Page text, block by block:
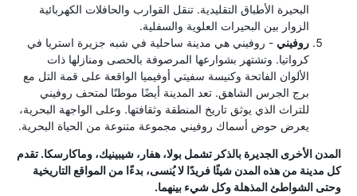
البحيرة الأطباق التقليدية. تنقل القوارب والحافلات الكهربائية
الزوار بين البحيرات العلوية والسفلية.
روفيني - روفيني هي مدينة ساحلية في شبه جزيرة استريا في
كرواتيا. وتشتهر بشوارعها المرصوفة بالحصى ومنازلها ذات
الألوان الفاتحة وكنيسة سفيتي أوفيميا الواقعة على قمة التل مع
برج الجرس الشاهق. تعد المدينة أيضًا موطنًا لمتحف روفيني
للتراث الذي يوثق تاريخ المنطقة وثقافتها. وعلى الواجهة البحرية،
يعرض حوض أسماك روفيني مجموعة متنوعة من الحياة البحرية.
المدن الأخرى الجديرة بالذكر تشمل بولا، هفار، شيبينيك، وماكارسكا. تقدم
كل مدينة من هذه المدن شيئًا فريدًا لا يُنسى، بدءًا من المواقع التاريخية
وحتى الشواطئ المذهلة وكل شيء بينهما.